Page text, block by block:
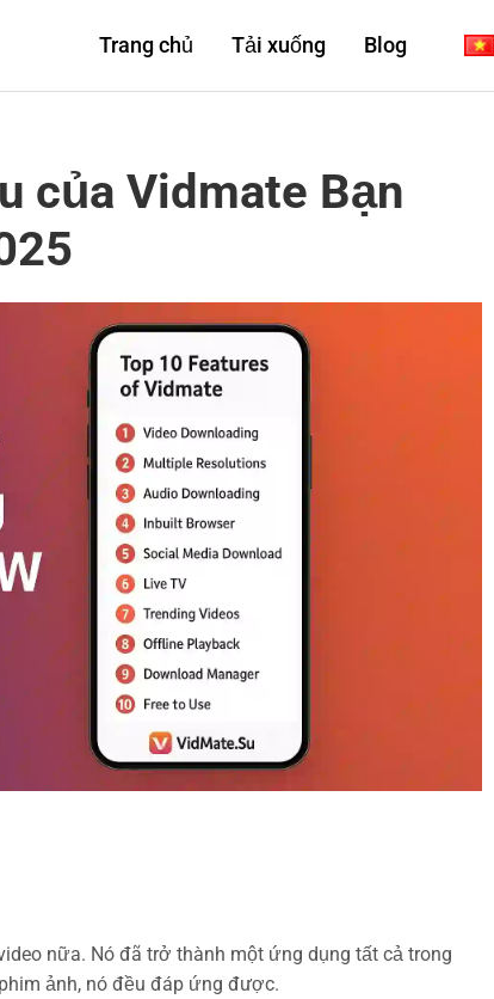
Trang chủ Tải xuống Blog
của Vidmate Bạn
nữa. Nó đã trở thành một ứng dụng tất cả trong
ảnh, nó đều đáp ứng được.